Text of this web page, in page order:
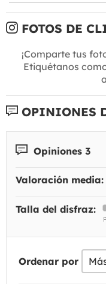
FOTOS DE
¡Comparte tus
Etiquétanos
OPINIONES
Opiniones 3
Valoración media:
Talla del disfraz:
Ordenar por